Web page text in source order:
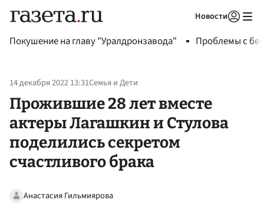
Новости
Покушение на главу "Уралдронзавода" Проблемы с
14 декабря 2022 13:31Семья и Дети
Прожившие 28 лет вместе
актеры Лагашкин и Стулова
поделились секретом
счастливого брака
Анастасия Гильмиярова